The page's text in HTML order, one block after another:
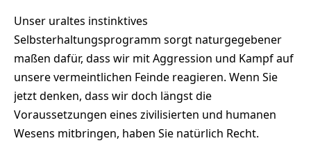
Unser uraltes instinktives
Selbsterhaltungsprogramm sorgt naturgegebener
maßen dafür, dass wir mit Aggression und Kampf auf
unsere vermeintlichen Feinde reagieren. Wenn Sie
jetzt denken, dass wir doch längst die
Voraussetzungen eines zivilisierten und humanen
Wesens mitbringen, haben Sie natürlich Recht.